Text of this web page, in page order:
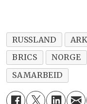
RUSSLAND
BRICS
NORGE
SAMARBEID